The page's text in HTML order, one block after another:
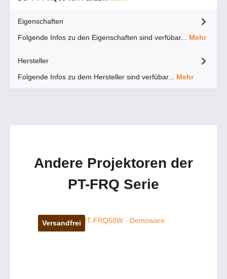
Eigenschaften
Folgende Infos zu den Eigenschaften sind verfübar... Mehr
Hersteller
Folgende Infos zu dem Hersteller sind verfübar... Mehr
Andere Projektoren der
PT-FRQ Serie
Versandfrei